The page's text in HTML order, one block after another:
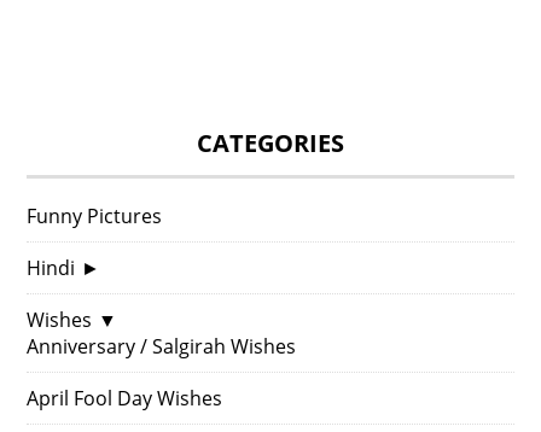
CATEGORIES
Funny Pictures
Hindi ►
Wishes ▼
Anniversary / Salgirah Wishes
April Fool Day Wishes